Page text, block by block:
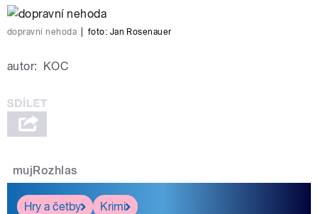
dopravní nehoda foto: Jan Rosenauer
autor: KOC
mujRozhlas
Hry a četby
Krimi